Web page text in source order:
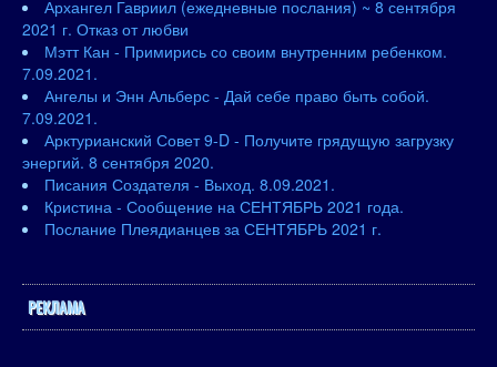
Архангел Гавриил (ежедневные послания) ~ 8 сентября
2021 г. Отказ от любви
Мэтт Кан - Примирись со своим внутренним ребенком.
7.09.2021.
Ангелы и Энн Альберс - Дай себе право быть собой.
7.09.2021.
Арктурианский Совет 9-D - Получите грядущую загрузку
энергий. 8 сентября 2020.
Писания Создателя - Выход. 8.09.2021.
Кристина - Сообщение на СЕНТЯБРЬ 2021 года.
Послание Плеядианцев за СЕНТЯБРЬ 2021 г.
РЕКЛАМА